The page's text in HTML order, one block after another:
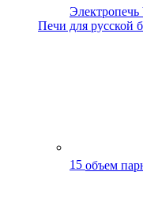
Печи для русской
15 объем